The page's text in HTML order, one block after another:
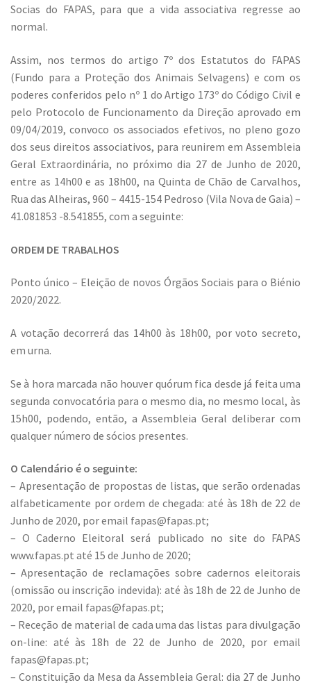
Socias do FAPAS, para que a vida associativa regresse ao
normal.
Assim, nos termos do artigo 7º dos Estatutos do FAPAS
(Fundo para a Proteção dos Animais Selvagens) e com os
poderes conferidos pelo nº 1 do Artigo 173º do Código Civil e
pelo Protocolo de Funcionamento da Direção aprovado em
09/04/2019, convoco os associados efetivos, no pleno gozo
dos seus direitos associativos, para reunirem em Assembleia
Geral Extraordinária, no próximo dia 27 de Junho de 2020,
entre as 14h00 e as 18h00, na Quinta de Chão de Carvalhos,
Rua das Alheiras, 960 – 4415-154 Pedroso (Vila Nova de Gaia) –
41.081853 -8.541855, com a seguinte:
ORDEM DE TRABALHOS
Ponto único – Eleição de novos Órgãos Sociais para o Biénio
2020/2022.
A votação decorrerá das 14h00 às 18h00, por voto secreto,
em urna.
Se à hora marcada não houver quórum fica desde já feita uma
segunda convocatória para o mesmo dia, no mesmo local, às
15h00, podendo, então, a Assembleia Geral deliberar com
qualquer número de sócios presentes.
O Calendário é o seguinte:
– Apresentação de propostas de listas, que serão ordenadas
alfabeticamente por ordem de chegada: até às 18h de 22 de
Junho de 2020, por email fapas@fapas.pt;
– O Caderno Eleitoral será publicado no site do FAPAS
www.fapas.pt até 15 de Junho de 2020;
– Apresentação de reclamações sobre cadernos eleitorais
(omissão ou inscrição indevida): até às 18h de 22 de Junho de
2020, por email fapas@fapas.pt;
– Receção de material de cada uma das listas para divulgação
on-line: até às 18h de 22 de Junho de 2020, por email
fapas@fapas.pt;
– Constituição da Mesa da Assembleia Geral: dia 27 de Junho